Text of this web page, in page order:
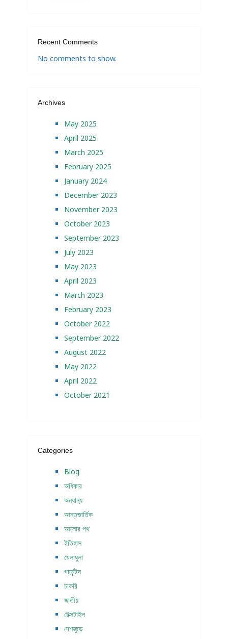
Recent Comments
No comments to show.
Archives
May 2025
April 2025
March 2025
February 2025
January 2024
December 2023
November 2023
October 2023
September 2023
July 2023
May 2023
April 2023
March 2023
February 2023
October 2022
September 2022
August 2022
May 2022
April 2022
October 2021
Categories
Blog
অধিকার
অন্যান্য
আন্তজার্তিক
আলোর পথ
ইতিহাস
খেলাধুলা
গার্মেন্টস
চাকরি
জাতীয়
টেক্সটাইল
দেশজুড়ে